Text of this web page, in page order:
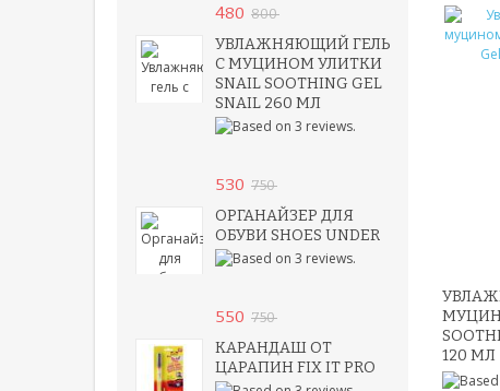
480 800
УВЛАЖНЯЮЩИЙ ГЕЛЬ
С МУЦИНОМ УЛИТКИ
SNAIL SOOTHING GEL
SNAIL 260 МЛ
530 750
ОРГАНАЙЗЕР ДЛЯ
ОБУВИ SHOES UNDER
550 750
КАРАНДАШ ОТ
ЦАРАПИН FIX IT PRO
120 МЛ